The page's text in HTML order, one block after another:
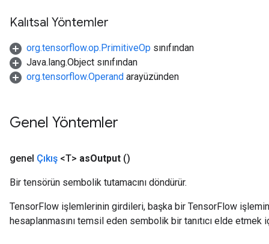
Kalıtsal Yöntemler
org.tensorflow.op.PrimitiveOp sınıfından
Java.lang.Object sınıfından
org.tensorflow.Operand arayüzünden
Genel Yöntemler
genel Çıkış <T> asOutput ()
Bir tensörün sembolik tutamacını döndürür.
TensorFlow işlemlerinin girdileri, başka bir TensorFlow
hesaplanmasını temsil eden sembolik bir tanıtıcı elde etmek